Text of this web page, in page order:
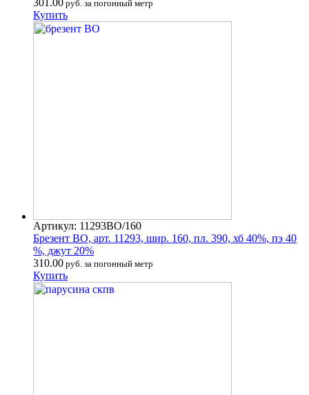
руб. за погонный метр
Купить
Артикул: 11293ВО/160
Брезент ВО, арт. 11293, шир. 160, пл. 390, хб 40%, пэ 40
%, джут 20%
310.00 руб. за погонный метр
Купить